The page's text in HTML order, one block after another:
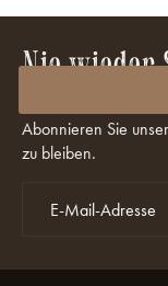
Nie wieder
Rabatte
Abonnieren Sie
zu bleiben.